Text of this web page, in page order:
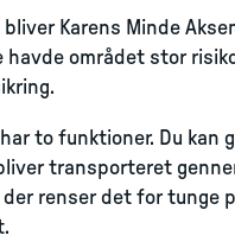
Karens Minde
området stor
to funktioner. Du kan
transporteret
renser det for tunge